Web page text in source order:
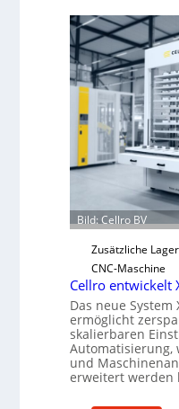
h
a
n
i
s
c
h
e
r
Ü
b
e
r
l
a
s
t
s
c
Bild: Cellro BV
Zusätzliche
CNC-Maschine
Cellro entwickelt
Das neue System
ermöglicht
skalierbaren
Automatisierung,
und
erweitert werden